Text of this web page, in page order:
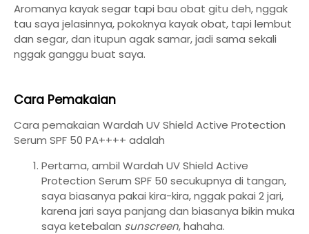
Aromanya kayak segar tapi bau obat gitu deh, nggak
tau saya jelasinnya, pokoknya kayak obat, tapi lembut
dan segar, dan itupun agak samar, jadi sama sekali
nggak ganggu buat saya.
Cara Pemakaian
Cara pemakaian Wardah UV Shield Active Protection
Serum SPF 50 PA++++ adalah
Pertama, ambil Wardah UV Shield Active
Protection Serum SPF 50 secukupnya di tangan,
saya biasanya pakai kira-kira, nggak pakai 2 jari,
karena jari saya panjang dan biasanya bikin muka
saya ketebalan sunscreen, hahaha.